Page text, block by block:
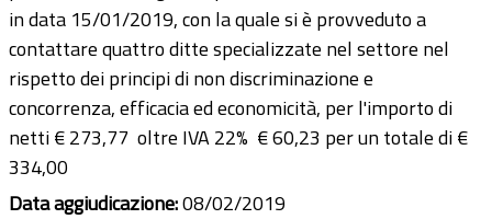
in data 15/01/2019, con la quale si è provveduto a
contattare quattro ditte specializzate nel settore nel
rispetto dei principi di non discriminazione e
concorrenza, efficacia ed economicità, per l'importo di
netti € 273,77 oltre IVA 22% € 60,23 per un totale di €
334,00
Data aggiudicazione:08/02/2019